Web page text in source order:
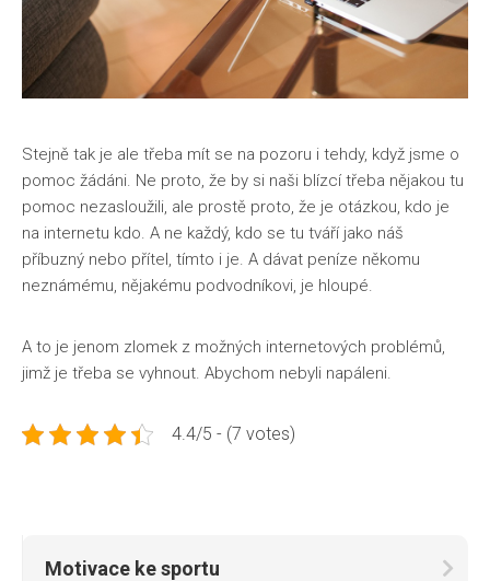
Stejně tak je ale třeba mít se na pozoru i tehdy, když jsme o
pomoc žádáni. Ne proto, že by si naši blízcí třeba nějakou tu
pomoc nezasloužili, ale prostě proto, že je otázkou, kdo je
na internetu kdo. A ne každý, kdo se tu tváří jako náš
příbuzný nebo přítel, tímto i je. A dávat peníze někomu
neznámému, nějakému podvodníkovi, je hloupé.
A to je jenom zlomek z možných internetových problémů,
jimž je třeba se vyhnout. Abychom nebyli napáleni.
4.4/5 - (7 votes)
Motivace ke sportu